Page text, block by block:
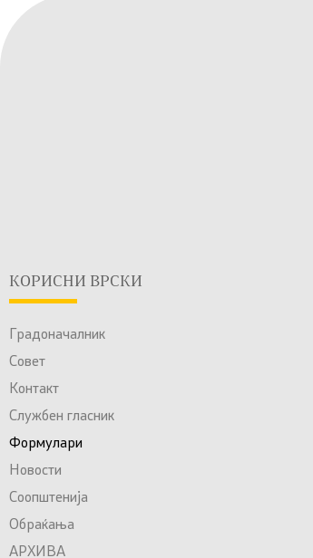
КОРИСНИ ВРСКИ
Градоначалник
Совет
Контакт
Службен гласник
Формулари
Новости
Соопштенија
Обраќања
АРХИВА